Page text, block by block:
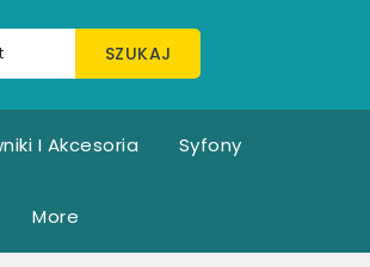
SZUKAJ
I Akcesoria Syfony
More